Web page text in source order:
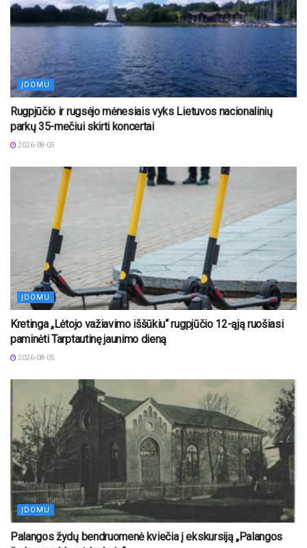
ĮDOMU
Rugpjūčio ir rugsėjo mėnesiais vyks Lietuvos nacionalinių
parkų 35-mečiui skirti koncertai
2026-08-05
ĮDOMU
Kretinga „Lėtojo važiavimo iššūkiu“ rugpjūčio 12-ąją ruošiasi
paminėti Tarptautinę jaunimo dieną
2026-08-05
ĮDOMU
Palangos žydų bendruomenė kviečia į ekskursiją „Palangos